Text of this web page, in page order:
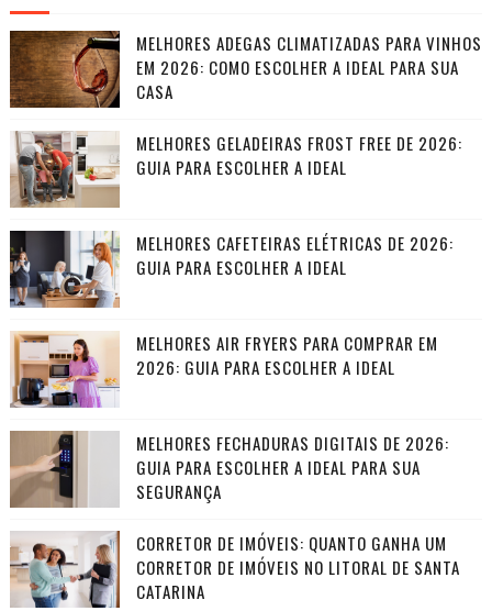
MELHORES ADEGAS CLIMATIZADAS PARA VINHOS
EM 2026: COMO ESCOLHER A IDEAL PARA SUA
CASA
MELHORES GELADEIRAS FROST FREE DE 2026:
GUIA PARA ESCOLHER A IDEAL
MELHORES CAFETEIRAS ELÉTRICAS DE 2026:
GUIA PARA ESCOLHER A IDEAL
MELHORES AIR FRYERS PARA COMPRAR EM
2026: GUIA PARA ESCOLHER A IDEAL
MELHORES FECHADURAS DIGITAIS DE 2026:
GUIA PARA ESCOLHER A IDEAL PARA SUA
SEGURANÇA
CORRETOR DE IMÓVEIS: QUANTO GANHA UM
CORRETOR DE IMÓVEIS NO LITORAL DE SANTA
CATARINA